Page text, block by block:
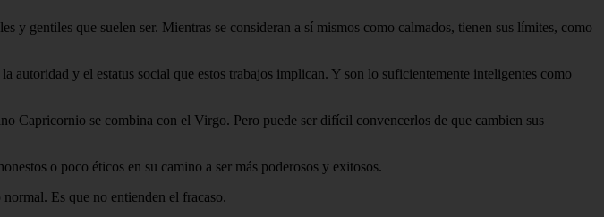
y gentiles que suelen ser. Mientras se consideran a sí mismos como calmados, tienen sus límites, como
autoridad y el estatus social que estos trabajos implican. Y son lo suficientemente inteligentes como
Capricornio se combina con el Virgo. Pero puede ser difícil convencerlos de que cambien sus
o poco éticos en su camino a ser más poderosos y exitosos.
Es que no entienden el fracaso.